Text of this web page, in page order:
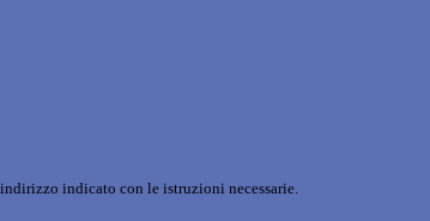
indicato con le istruzioni necessarie.